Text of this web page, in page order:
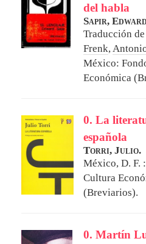
del habla
Sapir,
Traducción de
Frenk,
México:
Económica
0. La
española
Torri, Julio.
México, D. F.
Cultura
(Breviarios).
0. Martín